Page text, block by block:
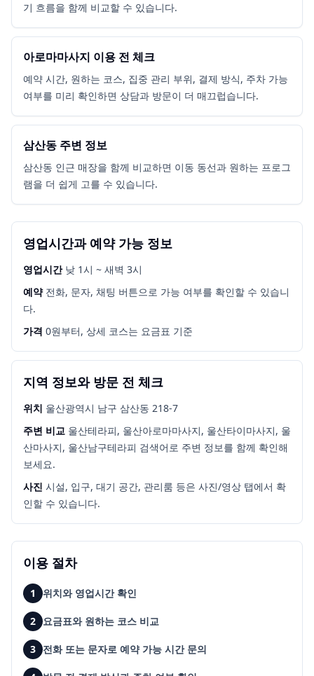
기 흐름을 함께 비교할 수 있습니다.
아로마마사지 이용 전 체크
예약 시간, 원하는 코스, 집중 관리 부위, 결제 방식, 주차 가능
여부를 미리 확인하면 상담과 방문이 더 매끄럽습니다.
삼산동 주변 정보
삼산동 인근 매장을 함께 비교하면 이동 동선과 원하는 프로그
램을 더 쉽게 고를 수 있습니다.
영업시간과 예약 가능 정보
영업시간 낮 1시 ~ 새벽 3시
예약 전화, 문자, 채팅 버튼으로 가능 여부를 확인할 수 있습니
다.
가격 0원부터, 상세 코스는 요금표 기준
지역 정보와 방문 전 체크
위치 울산광역시 남구 삼산동 218-7
주변 비교 울산테라피, 울산아로마마사지, 울산타이마사지, 울
산마사지, 울산남구테라피 검색어로 주변 정보를 함께 확인해
보세요.
사진 시설, 입구, 대기 공간, 관리룸 등은 사진/영상 탭에서 확
인할 수 있습니다.
이용 절차
1 위치와 영업시간 확인
2 요금표와 원하는 코스 비교
3 전화 또는 문자로 예약 가능 시간 문의